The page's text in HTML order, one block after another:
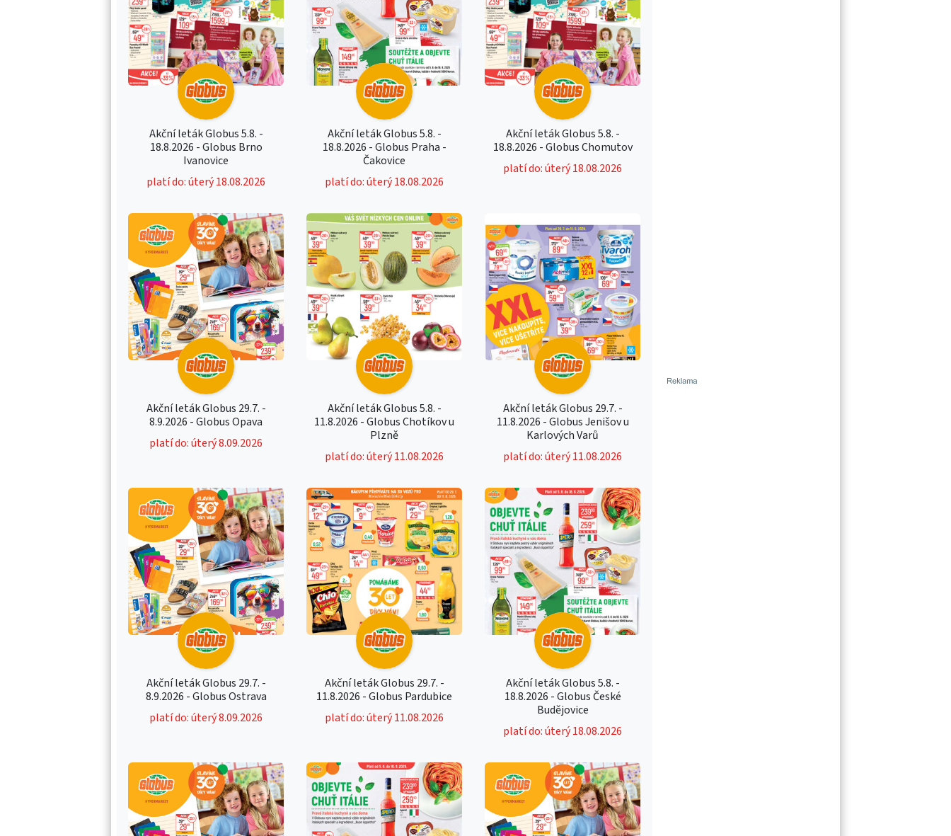
Akční leták Globus 5.8. -
18.8.2026 - Globus Brno
Ivanovice
platí do: úterý 18.08.2026
Akční leták Globus 5.8. -
18.8.2026 - Globus Praha -
Čakovice
platí do: úterý 18.08.2026
Akční leták Globus 5.8. -
18.8.2026 - Globus Chomutov
platí do: úterý 18.08.2026
Akční leták Globus 29.7. -
8.9.2026 - Globus Opava
platí do: úterý 8.09.2026
Akční leták Globus 5.8. -
11.8.2026 - Globus Chotíkov u
Plzně
platí do: úterý 11.08.2026
Akční leták Globus 29.7. -
11.8.2026 - Globus Jenišov u
Karlových Varů
platí do: úterý 11.08.2026
Akční leták Globus 29.7. -
8.9.2026 - Globus Ostrava
platí do: úterý 8.09.2026
Akční leták Globus 29.7. -
11.8.2026 - Globus Pardubice
platí do: úterý 11.08.2026
Akční leták Globus 5.8. -
18.8.2026 - Globus České
Budějovice
platí do: úterý 18.08.2026